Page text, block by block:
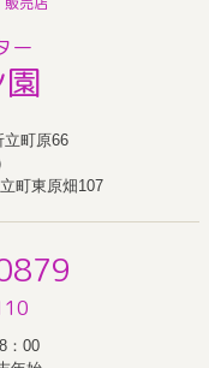
ー
立町原66
町東原畑107
：00